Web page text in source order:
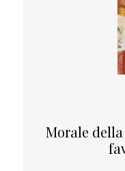
Morale